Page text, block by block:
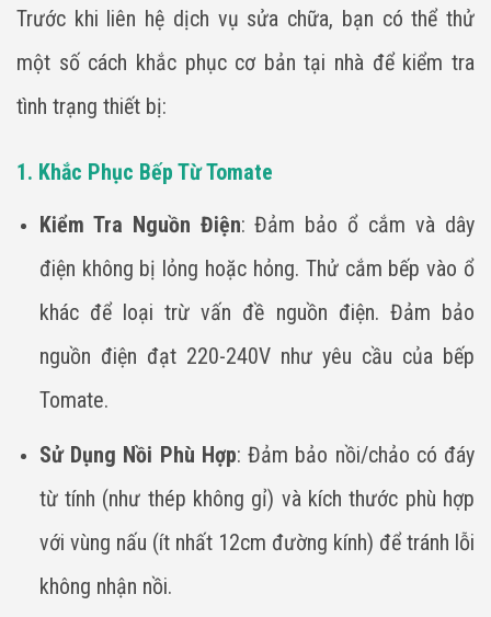
Trước khi liên hệ dịch vụ sửa chữa, bạn có thể thử
một số cách khắc phục cơ bản tại nhà để kiểm tra
tình trạng thiết bị:
1. Khắc Phục Bếp Từ Tomate
Kiểm Tra Nguồn Điện: Đảm bảo ổ cắm và dây
điện không bị lỏng hoặc hỏng. Thử cắm bếp vào ổ
khác để loại trừ vấn đề nguồn điện. Đảm bảo
nguồn điện đạt 220-240V như yêu cầu của bếp
Tomate.
Sử Dụng Nồi Phù Hợp: Đảm bảo nồi/chảo có đáy
từ tính (như thép không gỉ) và kích thước phù hợp
với vùng nấu (ít nhất 12cm đường kính) để tránh lỗi
không nhận nồi.